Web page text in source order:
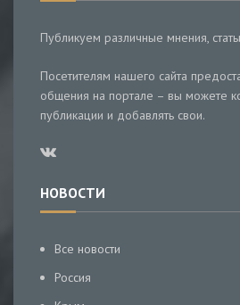
Публикуем различные мнения,
Посетителям нашего сайта
общения на портале – вы можете
публикации и добавлять свои.
НОВОСТИ
Все новости
Россия